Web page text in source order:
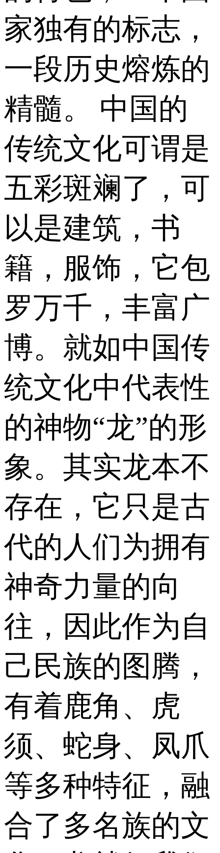
家独有的标志，
一段历史熔炼的
精髓。 中国的
传统文化可谓是
五彩斑斓了，可
以是建筑，书
籍，服饰，它包
罗万千，丰富广
博。就如中国传
统文化中代表性
的神物“龙”的形
象。其实龙本不
存在，它只是古
代的人们为拥有
神奇力量的向
往，因此作为自
己民族的图腾，
有着鹿角、虎
须、蛇身、凤爪
等多种特征，融
合了多名族的文